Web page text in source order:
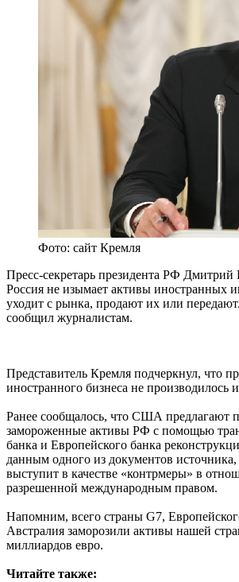
Фото: сайт Кремля
Пресс-секретарь президента РФ Дмитрий
Россия не изымает активы иностранных
уходит с рынка, продают их или
сообщил журналистам.
Представитель Кремля подчеркнул, что
иностранного бизнеса не производилось и
Ранее сообщалось, что США предлагают
замороженные активы РФ с помощью
банка и Европейского банка
данным одного из документов
выступит в качестве «контрмеры» в
разрешенной международным правом.
Напомним, всего страны G7,
Австралия заморозили активы нашей
миллиардов евро.
Читайте также: